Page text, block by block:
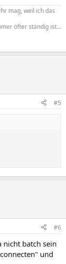
mag, weil ich das
öfter ständig ist...
#5
#6
nicht batch sein
und